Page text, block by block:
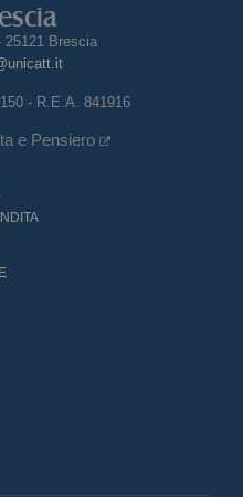
25121 Brescia
- R.E.A. 841916
e Pensiero